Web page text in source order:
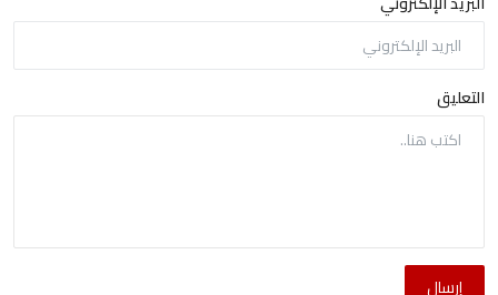
التعليق
إرسال